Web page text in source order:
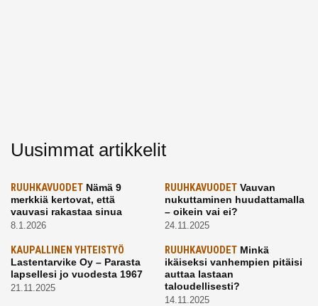
Uusimmat artikkelit
RUUHKAVUODET Nämä 9
merkkiä kertovat, että
vauvasi rakastaa sinua
8.1.2026
RUUHKAVUODETVauvan
nukuttaminen huudattamalla
– oikein vai ei?
24.11.2025
KAUPALLINEN YHTEISTYÖ
Lastentarvike Oy – Parasta
lapsellesi jo vuodesta 1967
21.11.2025
RUUHKAVUODETMinkä
ikäiseksi vanhempien pitäisi
auttaa lastaan
taloudellisesti?
14.11.2025